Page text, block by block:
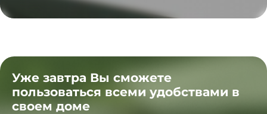
Уже завтра Вы сможете
пользоваться всеми удобствами в
своем доме